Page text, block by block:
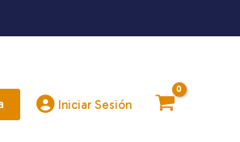
Iniciar Sesión